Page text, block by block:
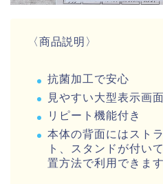
〈商品説明〉
抗菌加工で安心
見やすい大型表示画
リピート機能付き
本体の背面にはスト
ト、スタンドが付い
置方法で利用できます